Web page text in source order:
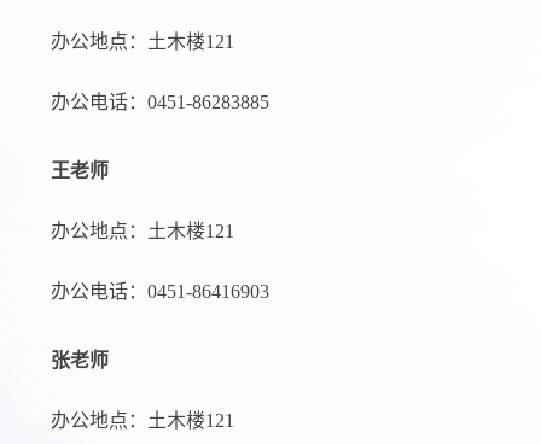
办公地点：土木楼121
办公电话：0451-86283885
王老师
办公地点：土木楼121
办公电话：0451-86416903
张老师
办公地点：土木楼121